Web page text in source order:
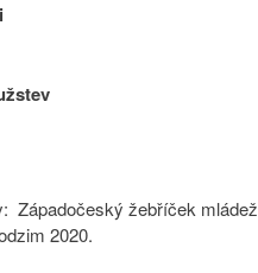
Západočeský žebříček
2020.